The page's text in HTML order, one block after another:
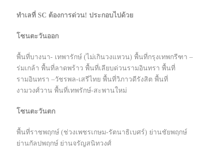
ทำเลที่ SC ต้องการด่วน! ประกอบไปด้วย
โซนตะวันออก
พื้นที่บางนา- เทพารักษ์ (ไม่เกินวงแหวน) พื้นที่กรุงเทพกรีฑา –
ร่มเกล้า พื้นที่ลาดพร้าว พื้นที่เลียบด่วนรามอินทรา พื้นที่
รามอินทรา –วัชรพล-เสรีไทย พื้นที่วิภาวดีรังสิต พื้นที่
งามวงศ์วาน พื้นที่เทพรักษ์-สะพานใหม่
โซนตะวันตก
พื้นที่ราชพฤกษ์ (ช่วงเพชรเกษม-รัตนาธิเบศร์) ย่านชัยพฤกษ์
ย่านกัลปพฤกษ์ ย่านจรัญสนิทวงศ์